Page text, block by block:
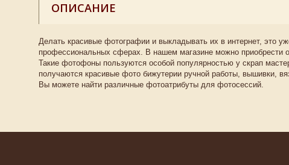
ОПИСАНИЕ
Делать красивые фотографии и выкладывать их в интернет, это
профессиональных сферах. В нашем магазине можно
Такие фотофоны пользуются особой популярностью у скрап
получаются красивые фото бижутерии ручной работы, вышивки,
Вы можете найти различные фотоатрибуты для фотосессий.